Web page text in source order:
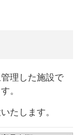
理した施設で
。
たします。